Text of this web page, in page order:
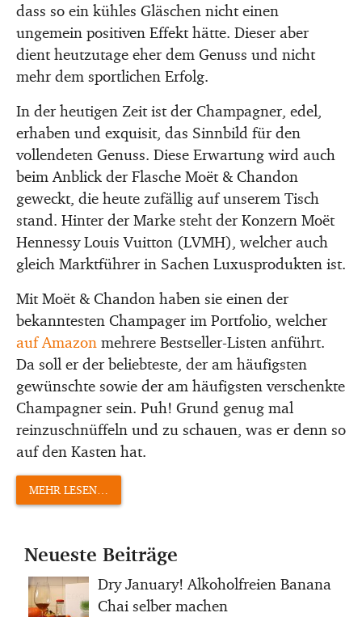
dass so ein kühles Gläschen nicht einen
ungemein positiven Effekt hätte. Dieser aber
dient heutzutage eher dem Genuss und nicht
mehr dem sportlichen Erfolg.
In der heutigen Zeit ist der Champagner, edel,
erhaben und exquisit, das Sinnbild für den
vollendeten Genuss. Diese Erwartung wird auch
beim Anblick der Flasche Moët & Chandon
geweckt, die heute zufällig auf unserem Tisch
stand. Hinter der Marke steht der Konzern Moët
Hennessy Louis Vuitton (LVMH), welcher auch
gleich Marktführer in Sachen Luxusprodukten ist.
Mit Moët & Chandon haben sie einen der
bekanntesten Champager im Portfolio, welcher
auf Amazon mehrere Bestseller-Listen anführt.
Da soll er der beliebteste, der am häufigsten
gewünschte sowie der am häufigsten verschenkte
Champagner sein. Puh! Grund genug mal
reinzuschnüffeln und zu schauen, was er denn so
auf den Kasten hat.
MEHR LESEN…
Neueste Beiträge
Dry January! Alkoholfreien Banana
Chai selber machen